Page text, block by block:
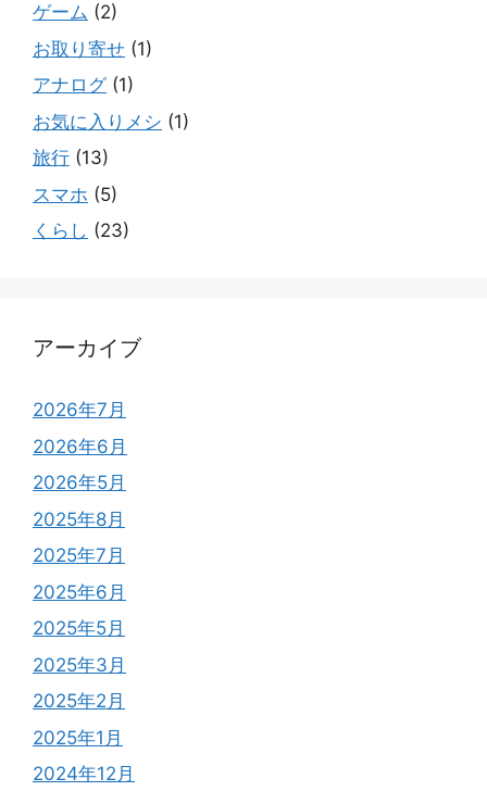
ゲーム (2)
お取り寄せ (1)
アナログ(1)
お気に入りメシ (1)
旅行 (13)
スマホ (5)
くらし (23)
アーカイブ
2026年7月
2026年6月
2026年5月
2025年8月
2025年7月
2025年6月
2025年5月
2025年3月
2025年2月
2025年1月
2024年12月